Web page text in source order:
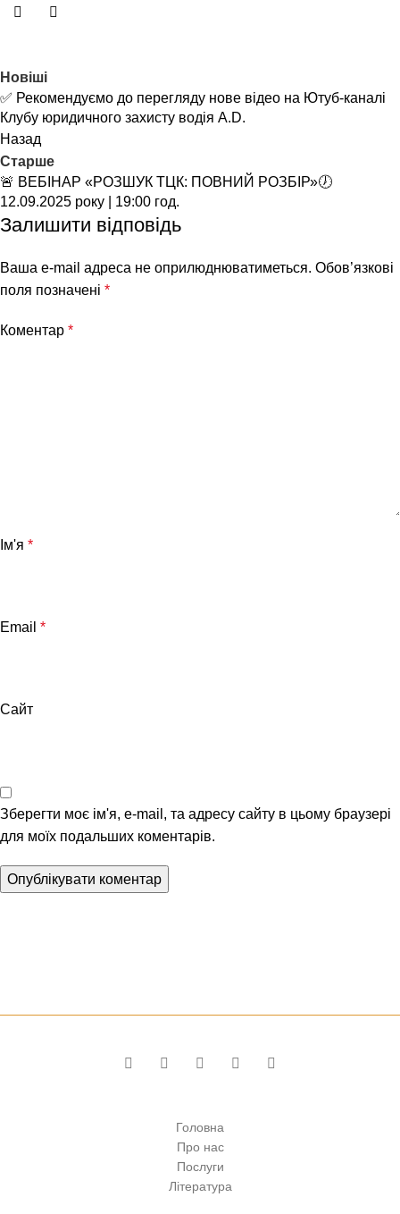
Новіші
✅ Рекомендуємо до перегляду нове відео на Ютуб-каналі
Клубу юридичного захисту водія A.D.
Назад
Старше
🚨 ВЕБІНАР «РОЗШУК ТЦК: ПОВНИЙ РОЗБІР»🕖
12.09.2025 року | 19:00 год.
Залишити відповідь
Ваша e-mail адреса не оприлюднюватиметься. Обов’язкові
поля позначені *
Коментар *
Ім'я *
Email *
Сайт
Зберегти моє ім'я, e-mail, та адресу сайту в цьому браузері
для моїх подальших коментарів.
Головна
Про нас
Послуги
Література